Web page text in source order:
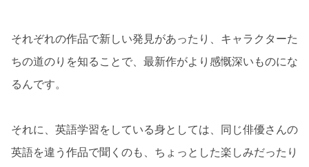
それぞれの作品で新しい発見があったり、キャラクターた
ちの道のりを知ることで、最新作がより感慨深いものにな
るんです。
それに、英語学習をしている身としては、同じ俳優さんの
英語を違う作品で聞くのも、ちょっとした楽しみだったり